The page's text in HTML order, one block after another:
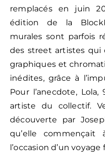
remplacés en juin
édition de la
murales sont parfois
des street artistes qui
graphiques et
inédites, grâce à
Pour l’anecdote,
artiste du collectif.
découverte par
qu’elle
l’occasion d’un